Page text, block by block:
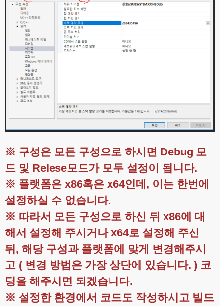
※ 구성은 모든 구성으로 하시면 Debug 모
드 및 Relese모드가 모두 설정이 됩니다.
※ 플랫폼은 x86혹은 x64인데, 이는 한번에
설정하실 수 없습니다.
※ 따라서 모든 구성으로 하신 뒤 x86에 대
해서 설정해 주시거나 x64로 설정해 주신
뒤, 해당 구성과 플랫폼에 맞게 변경해주시
고 ( 변경 방법은 가장 상단에 있습니다. ) 코
딩을 해주시면 되겠습니다.
※ 설정한 환경에서 코드도 작성하시고 빌드